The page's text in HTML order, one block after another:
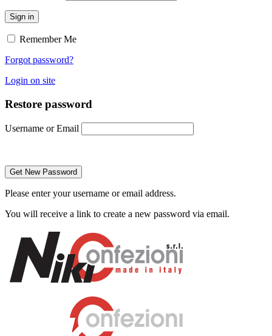
Sign in
Remember Me
Forgot password?
Login on site
Restore password
Username or Email
Please enter your username or email address.
You will receive a link to create a new password via email.